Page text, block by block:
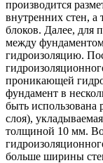
производится
внутренних стен, а
блоков. Далее, для
между
гидроизоляцию.
проникающей
фундамент в
быть использована
слоя),
толщиной 10 мм.
больше ширины